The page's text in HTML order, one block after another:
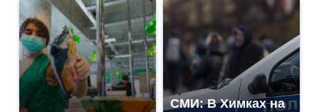
СМИ: В Химках на